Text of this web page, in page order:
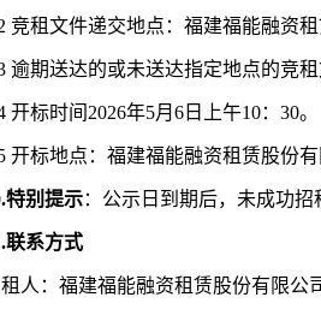
竞租文件递交地点：福建福能融资
逾期送达的或未送达指定地点的竞租
开标时间2026年5月6日上午10：30。
开标地点：福建福能融资租赁股份有
特别提示：公示日到期后，未成功招
.联系方式
人：福建福能融资租赁股份有限公